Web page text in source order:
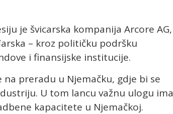
je švicarska kompanija Arcore AG,
– kroz političku podršku
i finansijske institucije.
preradu u Njemačku, gdje bi se
U tom lancu važnu ulogu
kapacitete u Njemačkoj.